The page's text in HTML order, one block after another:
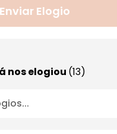
nos elogiou (13)
Enviar Elogio